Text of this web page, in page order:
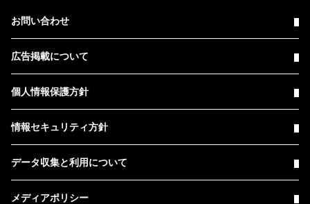
お問い合わせ
広告掲載について
個人情報保護方針
情報セキュリティ方針
データ収集と利用について
メディアポリシー